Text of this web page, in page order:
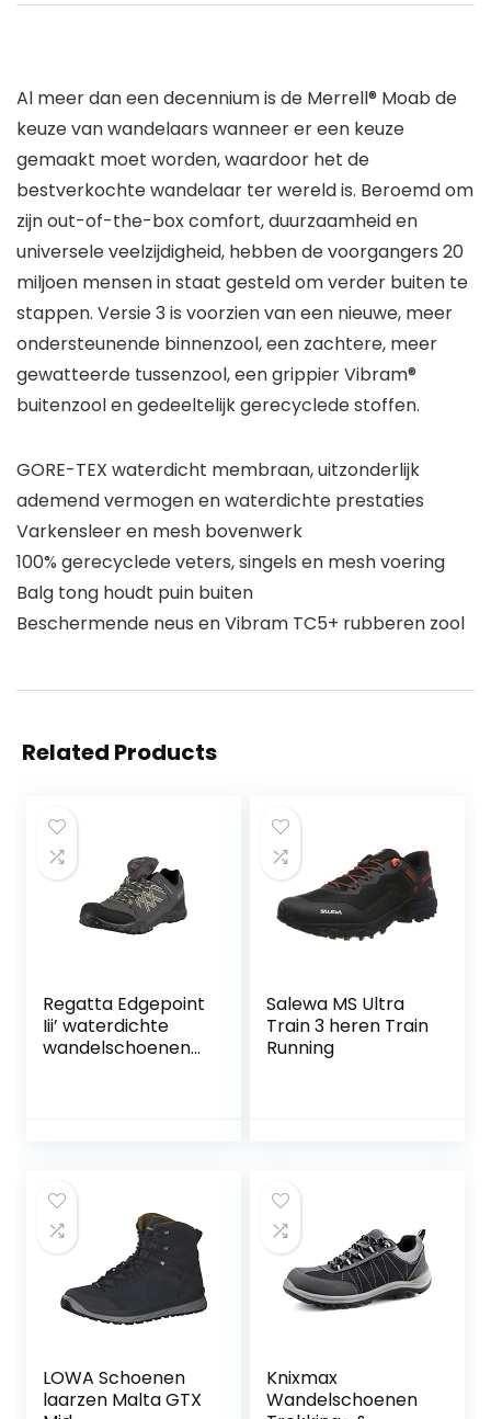
Al meer dan een decennium is de Merrell® Moab de
keuze van wandelaars wanneer er een keuze
gemaakt moet worden, waardoor het de
bestverkochte wandelaar ter wereld is. Beroemd om
zijn out-of-the-box comfort, duurzaamheid en
universele veelzijdigheid, hebben de voorgangers 20
miljoen mensen in staat gesteld om verder buiten te
stappen. Versie 3 is voorzien van een nieuwe, meer
ondersteunende binnenzool, een zachtere, meer
gewatteerde tussenzool, een grippier Vibram®
buitenzool en gedeeltelijk gerecyclede stoffen.
GORE-TEX waterdicht membraan, uitzonderlijk
ademend vermogen en waterdichte prestaties
Varkensleer en mesh bovenwerk
100% gerecyclede veters, singels en mesh voering
Balg tong houdt puin buiten
Beschermende neus en Vibram TC5+ rubberen zool
Related Products
Regatta Edgepoint
Iii’ waterdichte
wandelschoenen
Salewa MS Ultra
Train 3 heren Train
Running
LOWA Schoenen
laarzen Malta GTX
Knixmax
Wandelschoenen